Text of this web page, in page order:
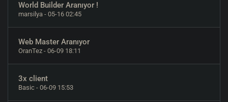
World Builder Aranıyor !
marsilya - 05-16 02:45
Web Master Aranıyor
OranTez - 06-09 18:11
3x client
Basic - 06-09 15:53